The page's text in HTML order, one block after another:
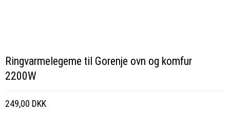
Ringvarmelegeme til Gorenje ovn og komfur
2200W
249,00 DKK